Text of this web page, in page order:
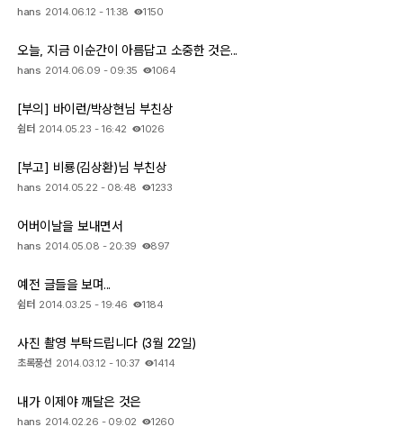
hans 2014.06.12 - 11:38 1150
오늘, 지금 이순간이 아름답고 소중한 것은...
hans 2014.06.09 - 09:35 1064
[부의] 바이런/박상현님 부친상
쉼터 2014.05.23 - 16:42 1026
[부고] 비룡(김상환)님 부친상
hans 2014.05.22 - 08:48 1233
어버이날을 보내면서
hans 2014.05.08 - 20:39 897
예전 글들을 보며...
쉼터 2014.03.25 - 19:46 1184
사진 촬영 부탁드립니다 (3월 22일)
초록풍선 2014.03.12 - 10:37 1414
내가 이제야 깨달은 것은
hans 2014.02.26 - 09:02 1260